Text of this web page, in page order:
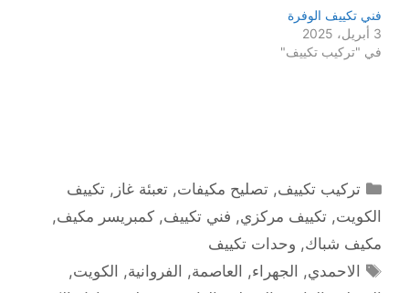
فني تكييف الوفرة
3 أبريل، 2025
في "تركيب تكييف"
التصنيفات
تركيب تكييف,تصليح مكيفات,تعبئة غاز ,تكييف
الكويت, تكييف مركزي, فني تكييف, كمبريسر مكيف,
مكيف شباك, وحدات تكييف
الوسوم
الاحمدي, الجهراء, العاصمة, الفروانية, الكويت,